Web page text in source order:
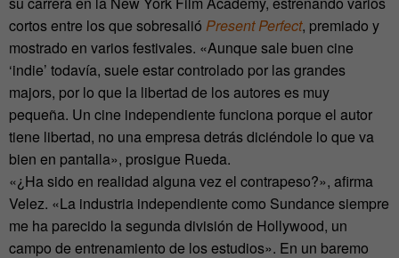
cortos entre los que sobresalió Present Perfect, premiado y
mostrado en varios festivales. «Aunque sale buen cine
‘indie’ todavía, suele estar controlado por las grandes
majors, por lo que la libertad de los autores es muy
pequeña. Un cine independiente funciona porque el autor
tiene libertad, no una empresa detrás diciéndole lo que va
bien en pantalla», prosigue Rueda.
«¿Ha sido en realidad alguna vez el contrapeso?», afirma
Velez. «La industria independiente como Sundance siempre
me ha parecido la segunda división de Hollywood, un
campo de entrenamiento de los estudios». En un baremo